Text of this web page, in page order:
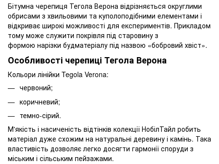
Бітумна черепиця Тегола Верона відрізняється округлими
обрисами з хвильовими та куполоподібними елементами і
відкриває широкі можливості для експериментів. Прикладом
тому може служити покрівля під старовину з
формою нарізки будматеріалу під назвою «бобровий хвіст».
Особливості черепиці Тегола Верона
Кольори лінійки Tegola Verona:
червоний;
коричневий;
темно-сірий.
М'якість і насиченість відтінків колекції НобілТайл робить
матеріал дуже схожим на натуральні деревину і камінь. Така
властивість дозволяє легко досягти гармонії споруди з
міським і сільським пейзажами.